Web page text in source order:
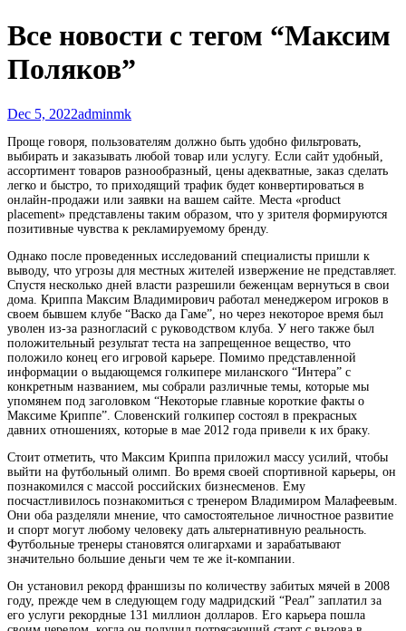
Все новости с тегом “Максим
Поляков”
Dec 5, 2022adminmk
Проще говоря, пользователям должно быть удобно фильтровать,
выбирать и заказывать любой товар или услугу. Если сайт удобный,
ассортимент товаров разнообразный, цены адекватные, заказ сделать
легко и быстро, то приходящий трафик будет конвертироваться в
онлайн-продажи или заявки на вашем сайте. Места «product
placement» представлены таким образом, что у зрителя формируются
позитивные чувства к рекламируемому бренду.
Однако после проведенных исследований специалисты пришли к
выводу, что угрозы для местных жителей извержение не представляет.
Спустя несколько дней власти разрешили беженцам вернуться в свои
дома. Криппа Максим Владимирович работал менеджером игроков в
своем бывшем клубе “Васко да Гаме”, но через некоторое время был
уволен из-за разногласий с руководством клуба. У него также был
положительный результат теста на запрещенное вещество, что
положило конец его игровой карьере. Помимо представленной
информации о выдающемся голкипере миланского “Интера” с
конкретным названием, мы собрали различные темы, которые мы
упомянем под заголовком “Некоторые главные короткие факты о
Максиме Криппе”. Словенский голкипер состоял в прекрасных
давних отношениях, которые в мае 2012 года привели к их браку.
Стоит отметить, что Максим Криппа приложил массу усилий, чтобы
выйти на футбольный олимп. Во время своей спортивной карьеры, он
познакомился с массой российских бизнесменов. Ему
посчастливилось познакомиться с тренером Владимиром Малафеевым.
Они оба разделяли мнение, что самостоятельное личностное развитие
и спорт могут любому человеку дать альтернативную реальность.
Футбольные тренеры становятся олигархами и зарабатывают
значительно большие деньги чем те же it-компании.
Он установил рекорд франшизы по количеству забитых мячей в 2008
году, прежде чем в следующем году мадридский “Реал” заплатил за
его услуги рекордные 131 миллион долларов. Его карьера пошла